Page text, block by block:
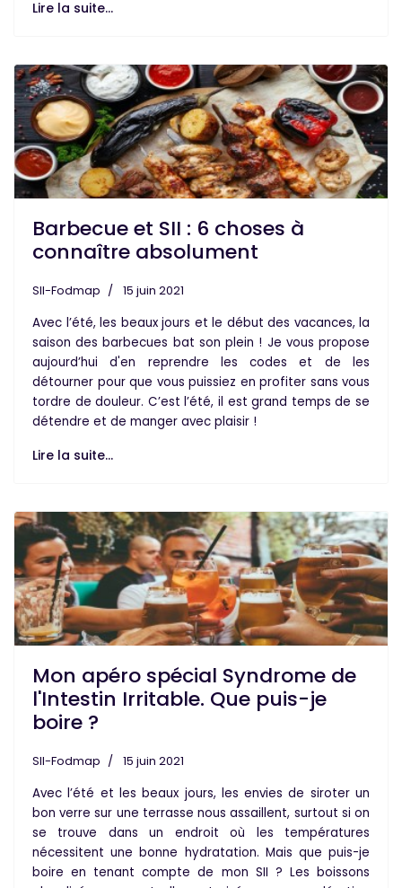
Lire la suite...
Barbecue et SII : 6 choses à
connaître absolument
SII-Fodmap
15 juin 2021
Avec l’été, les beaux jours et le début des vacances, la
saison desbarbecues bat son plein ! Je vous propose
aujourd’hui d'en reprendre les codes et de les
détourner pour que vous puissiez en profiter sans vous
tordre de douleur. C’est l’été, il est grand temps de se
détendre et de manger avec plaisir !
Lire la suite...
Mon apéro spécial Syndrome de
l'Intestin Irritable. Que puis-je
boire ?
SII-Fodmap
15 juin 2021
Avec l’été et les beaux jours, les envies de siroter un
bon verre sur une terrasse nous assaillent, surtout si on
se trouve dans un endroit où les températures
nécessitent une bonne hydratation. Mais que puis-je
boire en tenant compte de mon SII ? Les boissons